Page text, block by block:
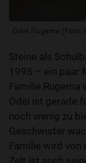
Odel Rugema (Foto:
Steine als
1995 – ein paar
Familie Rugema
Odél ist gerade
noch wenig zu
Geschwister
Familie wird von